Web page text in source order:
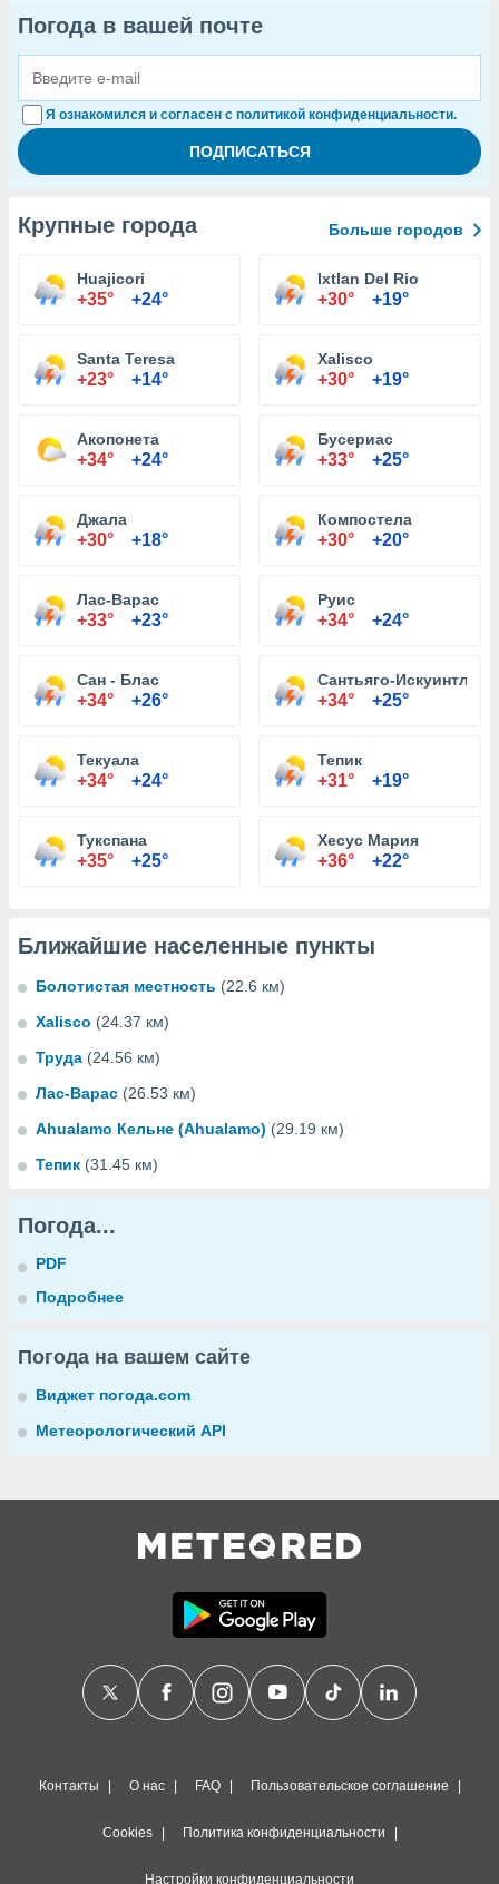
Погода в вашей почте
Я ознакомился и согласен с политикой конфиденциальности.
Крупные города Больше городов
Huajicori
+35° +24°
Ixtlan Del Rio
+30° +19°
Santa Teresa
+23° +14°
Xalisco
+30° +19°
Акопонета
+34° +24°
Бусериас
+33° +25°
Джала
+30° +18°
Компостела
+30° +20°
Лас-Варас
+33° +23°
Руис
+34° +24°
Сан - Блас
+34° +26°
Сантьяго-Искуинтла
+34° +25°
Текуала
+34° +24°
Тепик
+31° +19°
Тукспана
+35° +25°
Хесус Мария
+36° +22°
Ближайшие населенные пункты
Болотистая местность (22.6 км)
Xalisco (24.37 км)
Труда (24.56 км)
Лас-Варас (26.53 км)
Ahualamo Кельне (Ahualamo) (29.19 км)
Тепик (31.45 км)
Погода...
PDF
Подробнее
Погода на вашем сайте
Виджет погода.com
Метеорологический API
Контакты О нас FAQ Пользовательское соглашение
Cookies Политика конфиденциальности
Настройки конфиденциальности